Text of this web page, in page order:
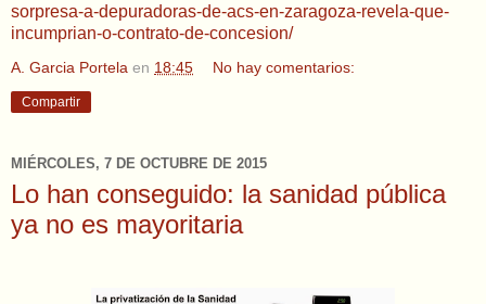
sorpresa-a-depuradoras-de-acs-en-zaragoza-revela-que-
incumprian-o-contrato-de-concesion/
A. Garcia Portela en 18:45 No hay comentarios:
Compartir
MIÉRCOLES, 7 DE OCTUBRE DE 2015
Lo han conseguido: la sanidad pública
ya no es mayoritaria